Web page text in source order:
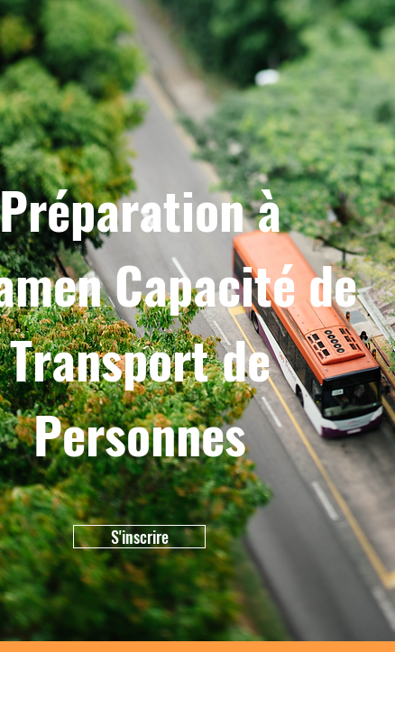
à
Capacité de
Transportde
Personnes
S'inscrire